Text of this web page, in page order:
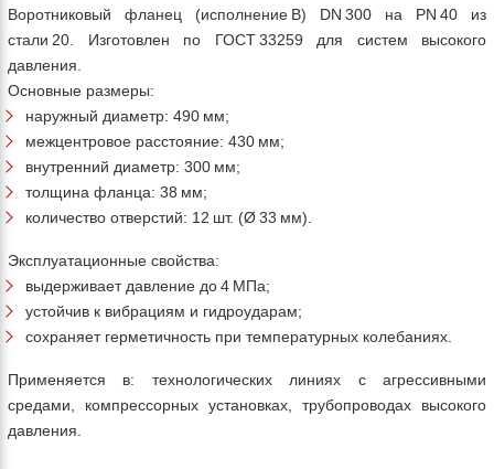
Воротниковый фланец (исполнение B) DN 300 на PN 40 из
стали 20. Изготовлен по ГОСТ 33259 для систем высокого
давления.
Основные размеры:
наружный диаметр: 490 мм;
межцентровое расстояние: 430 мм;
внутренний диаметр: 300 мм;
толщина фланца: 38 мм;
количество отверстий: 12 шт. (Ø 33 мм).
Эксплуатационные свойства:
выдерживает давление до 4 МПа;
устойчив к вибрациям и гидроударам;
сохраняет герметичность при температурных колебаниях.
Применяется в: технологических линиях с агрессивными
средами, компрессорных установках, трубопроводах высокого
давления.